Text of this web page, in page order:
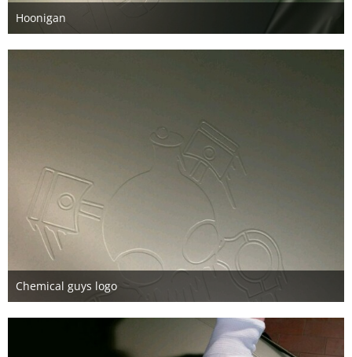
Hoonigan
11. Mai 2016
Chemical guys logo
11. Mai 2016